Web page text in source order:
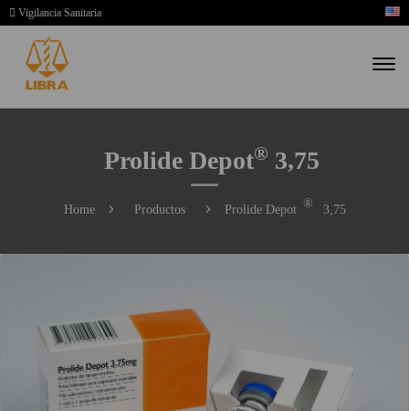
Vigilancia Sanitaria
Prolide Depot® 3,75
Home Productos Prolide Depot ® 3,75